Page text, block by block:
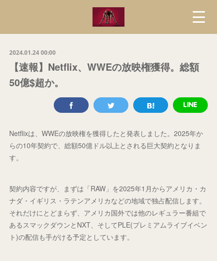
2024.01.24 00:00
【速報】Netflix、WWEの放映権獲得。総額
50億$超か。
Netflixは、WWEの放映権を獲得したと発表しました。2025年か
らの10年契約で、総額50億ドル以上とされる巨大契約となりま
す。
契約内容ですが、まずは「RAW」を2025年1月からアメリカ・カ
ナダ・イギリス・ラテンアメリカなどの地域で独占配信します。
それだけにとどまらず、アメリカ国外では他のレギュラー番組で
あるスマックダウンとNXT、そしてPLE(プレミアムライブイベン
ト)の配信も手がける予定としています。